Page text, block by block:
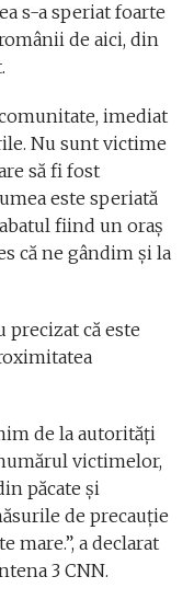
s-a speriat foarte
de aici, din
imediat
Nu sunt victime
să fi fost
este speriată
fiind un oraș
că ne gândim și la
precizat că este
de la autorităţi
victimelor,
păcate și
de precauție
a declarat
3 CNN.